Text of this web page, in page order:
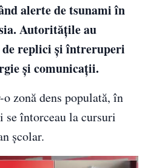
alerte de tsunami în
Autoritățile au
replici și întreruperi
și comunicații.
zonă dens populată, în
întorceau la cursuri
școlar.